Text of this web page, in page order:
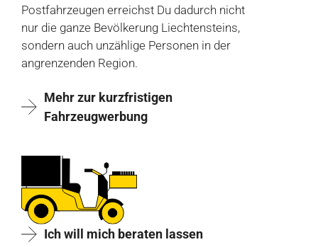
Postfahrzeugen erreichst Du dadurch nicht
nur die ganze Bevölkerung Liechtensteins,
sondern auch unzählige Personen in der
angrenzenden Region.
Mehr zur kurzfristigen
Fahrzeugwerbung
Ich will mich beraten lassen